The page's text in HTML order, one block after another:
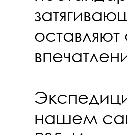
оставляют
нашем